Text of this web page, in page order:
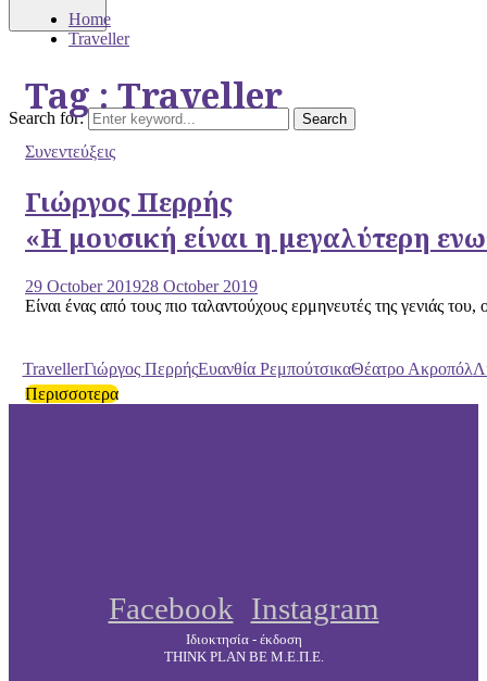
Search for: Search
Home
Traveller
Tag : Traveller
Συνεντεύξεις
Γιώργος Περρής
«H μουσική είναι η μεγαλύτερη
29 October 201928 October 2019
Είναι ένας από τους πιο ταλαντούχους ερμηνευτές της γενιάς
TravellerΓιώργος ΠερρήςΕυανθία ΡεμπούτσικαΘέατρο Ακροπόλ
Περισσοτερα
Facebook Instagram
Ιδιοκτησία - έκδοση
THINK PLAN BE Μ.Ε.Π.Ε.